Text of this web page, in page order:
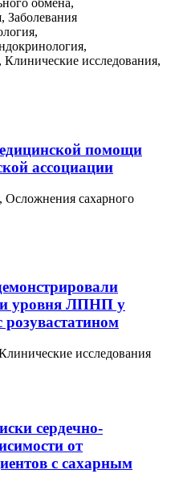
обмена,
Заболевания
исследования,
помощи
ассоциации
Осложнения сахарного
уровня ЛПНП у
исследования
сердечно-
от
с сахарным